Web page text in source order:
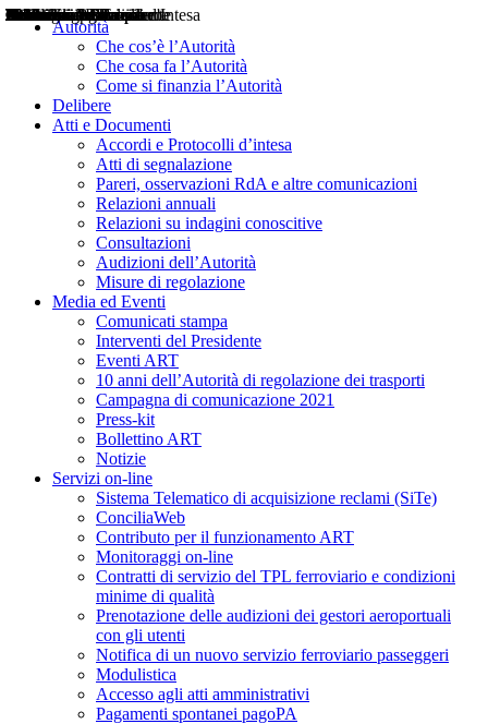
Autorità
Che cos’è l’Autorità
Che cosa fa l’Autorità
Come si finanzia l’Autorità
Delibere
Atti e Documenti
Accordi e Protocolli d’intesa
Atti di segnalazione
Pareri, osservazioni RdA e altre comunicazioni
Relazioni annuali
Relazioni su indagini conoscitive
Consultazioni
Audizioni dell’Autorità
Misure di regolazione
Media ed Eventi
Comunicati stampa
Interventi del Presidente
Eventi ART
10 anni dell’Autorità di regolazione dei trasporti
Campagna di comunicazione 2021
Press-kit
Bollettino ART
Notizie
Servizi on-line
Sistema Telematico di acquisizione reclami (SiTe)
ConciliaWeb
Contributo per il funzionamento ART
Monitoraggi on-line
Contratti di servizio del TPL ferroviario e condizioni
minime di qualità
Prenotazione delle audizioni dei gestori aeroportuali
con gli utenti
Notifica di un nuovo servizio ferroviario passeggeri
Modulistica
Accesso agli atti amministrativi
Pagamenti spontanei pagoPA
Delibere
Pareri
Consultazioni
Audizioni
Atti di Segnalazione
Accordi e Protocolli d'Intesa
Relazioni annuali
Misure di regolazione
Notizie
Comunicati Stampa
Bollettini ART
Convegni ART
Interviste del Presidente
Articoli in primo piano
Interventi del Presidente
2004
2005
2010
2013
2014
2015
2016
2017
2018
2019
202
2020
2021
2022
2023
2024
2025
2026
Aereo
Marittimo
Terrestre